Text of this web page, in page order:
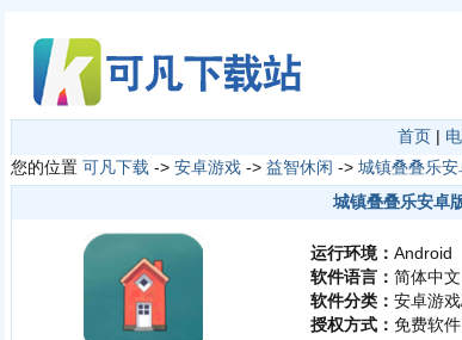
首页 |
您的位置 可凡下载 -> 安卓游戏 -> 益智休闲 -> 城镇叠叠乐安
城镇叠叠乐安卓
运行环境： Android
软件语言： 简体中文
软件分类： 安卓游
授权方式： 免费软件